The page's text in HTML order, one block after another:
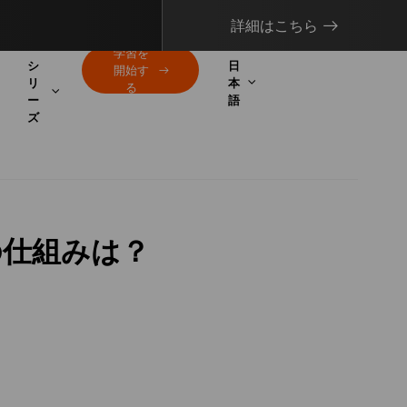
詳細はこちら
シ
リ
ー
ズ
学習を
開始す
る
日
本
語
組みは？